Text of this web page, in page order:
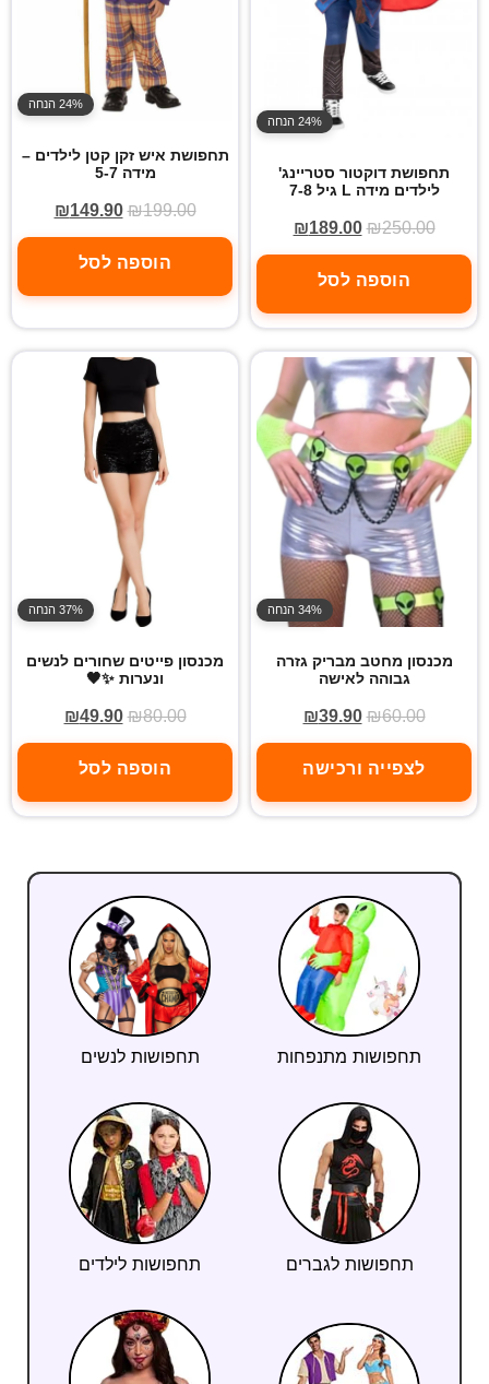
24% הנחה
תחפושת דוקטור סטריינג'
לילדים מידה L גיל 7-8
₪250.00
₪189.00
הוספה לסל
24% הנחה
תחפושת איש זקן קטן לילדים –
מידה 5-7
₪199.00
₪149.90
הוספה לסל
34% הנחה
מכנסון מחטב מבריק גזרה
גבוהה לאישה
₪60.00
₪39.90
לצפייה ורכישה
37% הנחה
מכנסון פייטים שחורים לנשים
ונערות ✨🖤
₪80.00
₪49.90
הוספה לסל
תחפושות מתנפחות תחפושות לנשים
תחפושות לגברים תחפושות לילדים